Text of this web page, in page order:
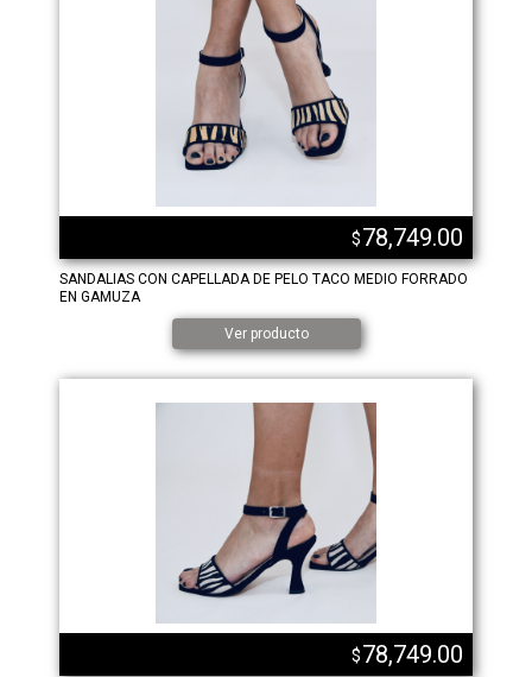
$78,749.00
SANDALIAS CON CAPELLADA DE PELO TACO MEDIO FORRADO
EN GAMUZA
Ver producto
$78,749.00